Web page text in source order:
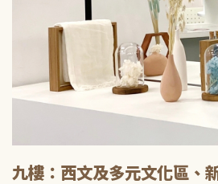
九樓：西文及多元文化區、